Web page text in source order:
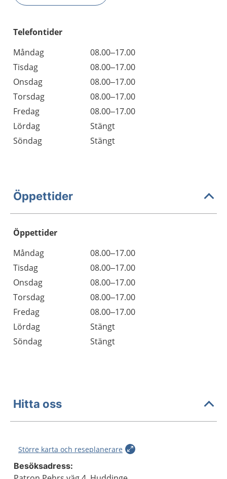
Telefontider
Måndag
08.00–17.00
Tisdag
08.00–17.00
Onsdag
08.00–17.00
Torsdag
08.00–17.00
Fredag
08.00–17.00
Lördag
Stängt
Söndag
Stängt
Öppettider
Öppettider
Dag
Öppettider
Kommentarer
Måndag
08.00–17.00
Tisdag
08.00–17.00
Onsdag
08.00–17.00
Torsdag
08.00–17.00
Fredag
08.00–17.00
Lördag
Stängt
Söndag
Stängt
Hitta oss
Större karta och reseplanerare
Besöksadress: